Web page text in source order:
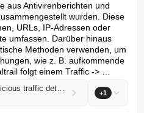
aus Antivirenberichten und
wurden. Diese
URLs, IP-Adressen oder
umfassen. Darüber hinaus
Methoden verwenden, um
wie z. B. aufkommende
folgt einem Traffic -> …
Maltrail: Open-source malicious traffic detection system +1